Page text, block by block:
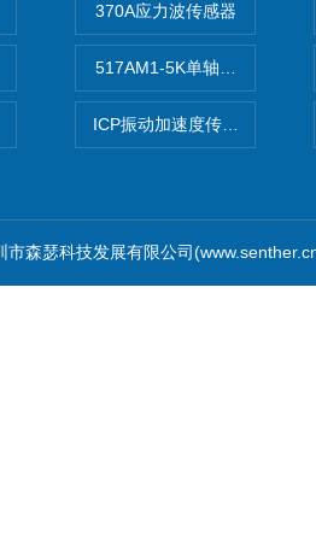
370A应力波传感器
517AM1-5K单轴冲击IEPE加
ICP振动加速度传感器
森瑟科技发展有限公司